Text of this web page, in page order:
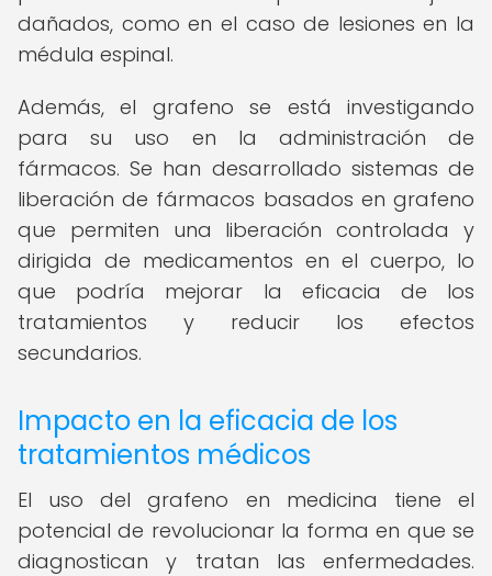
dañados, como en el caso de lesiones en la
médula espinal.
Además, el grafeno se está investigando
para su uso en la administración de
fármacos. Se han desarrollado sistemas de
liberación de fármacos basados en grafeno
que permiten una liberación controlada y
dirigida de medicamentos en el cuerpo, lo
que podría mejorar la eficacia de los
tratamientos y reducir los efectos
secundarios.
Impacto en la eficacia de los
tratamientos médicos
El uso del grafeno en medicina tiene el
potencial de revolucionar la forma en que se
diagnostican y tratan las enfermedades.